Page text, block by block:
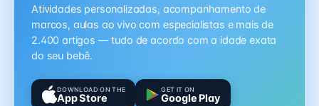
Atividades personalizadas, acompanhamento de
marcos, aulas ao vivo com especialistas e mais de
2.400 artigos — tudo de acordo com a idade exata
do seu bebê.
DOWNLOAD ON THE
App Store
GET IT ON
Google Play